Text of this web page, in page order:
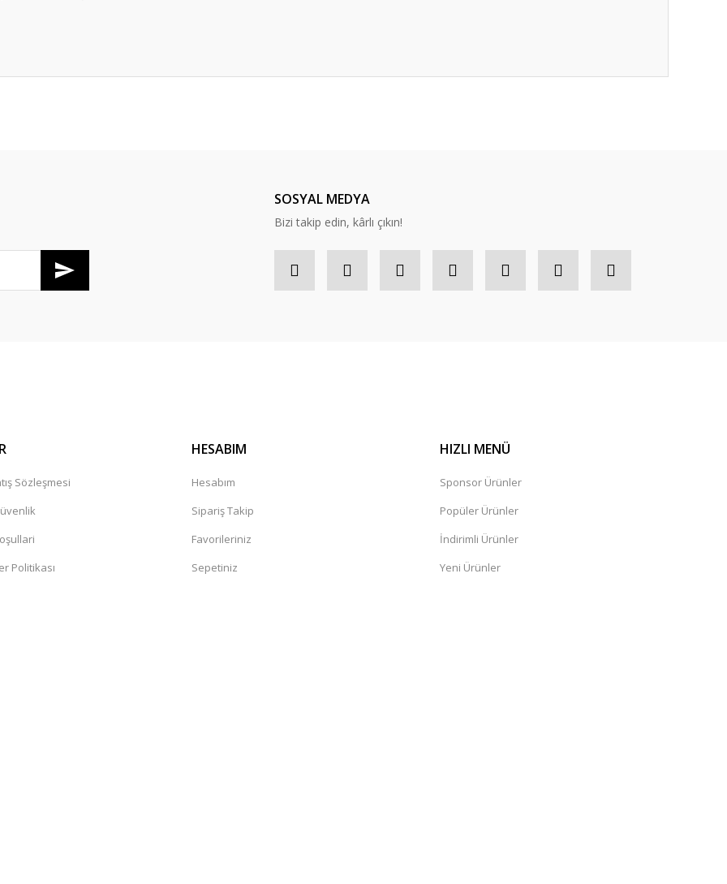
SOSYAL MEDYA
Bizi takip edin, kârlı çıkın!
Sözleşmesi
Politikası
HESABIM
Hesabım
Sipariş Takip
Favorileriniz
Sepetiniz
HIZLI MENÜ
Sponsor Ürünler
Popüler Ürünler
İndirimli Ürünler
Yeni Ürünler